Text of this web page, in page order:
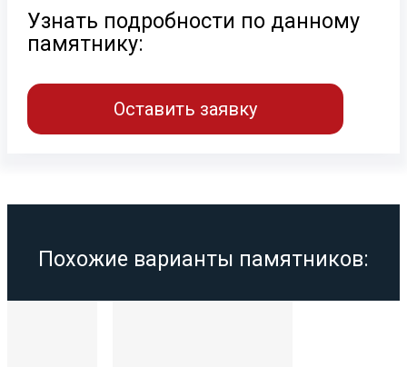
Узнать подробности по данному
памятнику:
Оставить заявку
Похожие варианты памятников: